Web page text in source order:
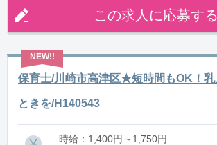
この求人に応募する
保育士/川崎市高津区★短時間もOK！乳
ときを/H140543
時給：1,400円～1,750円